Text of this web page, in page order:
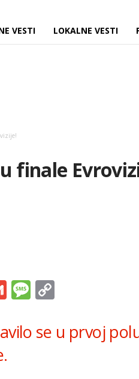
VESTI LOKALNE VESTI
finale
GmailMessage
se u prvoj